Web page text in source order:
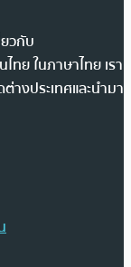
วกับ
ทย ในภาษาไทย เรา
างประเทศและนำมา